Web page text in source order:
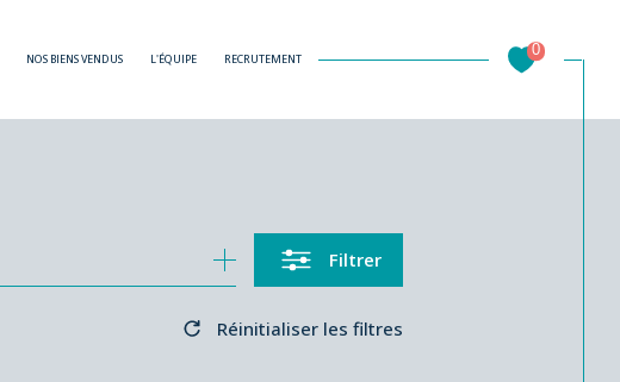
NOS BIENS VENDUS L'ÉQUIPE RECRUTEMENT
0
Filtrer
Réinitialiser les filtres